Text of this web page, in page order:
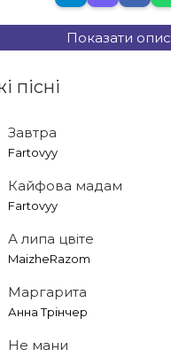
Показати опис
пісні
Завтра
Fartovyy
Кайфова мадам
Fartovyy
А липа цвіте
MaizheRazom
Маргарита
Анна Трінчер
Не мани